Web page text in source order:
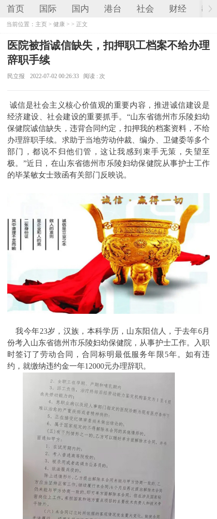
首页 国际 国内 港台 社会 财经 教
当前位置： 主页 >健康 > > 正文
医院被指诚信缺失，扣押职工档案不给办理
辞职手续
民立报 2022-07-02 00:26:33 阅读 : 次
诚信是社会主义核心价值观的重要内容，推进诚信建设是
经济建设、社会建设的重要抓手。“山东省德州市乐陵妇幼
保健院诚信缺失，违背合同约定，扣押我的档案资料，不给
办理辞职手续。求助于当地劳动仲裁、编办、卫健委等多个
部门，都说不归他们管，这让我感到束手无策，失望至
极。”近日，在山东省德州市乐陵妇幼保健院从事护士工作
的毕某敏女士致函有关部门反映说。
我今年23岁，汉族，本科学历，山东阳信人，于去年6月
份考入山东省德州市乐陵妇幼保健院，从事护士工作。入职
时签订了劳动合同，合同标明最低服务年限5年。如有违
约，就缴纳违约金一年12000元办理辞职。